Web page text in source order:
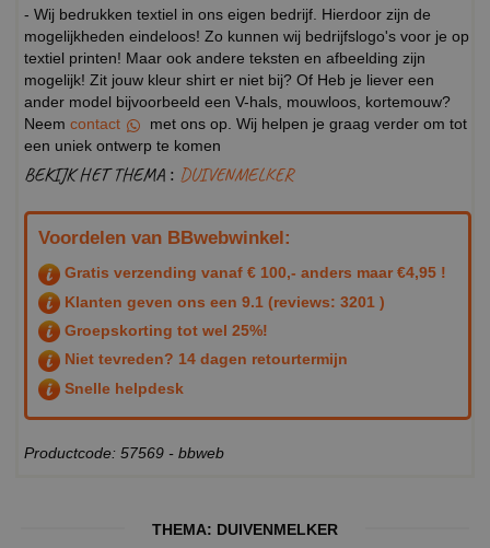
- Wij bedrukken textiel in ons eigen bedrijf. Hierdoor zijn de
mogelijkheden eindeloos! Zo kunnen wij bedrijfslogo's voor je op
textiel printen! Maar ook andere teksten en afbeelding zijn
mogelijk! Zit jouw kleur shirt er niet bij? Of Heb je liever een
ander model bijvoorbeeld een V-hals, mouwloos, kortemouw?
Neem contact
met ons op. Wij helpen je graag verder om tot
een uniek ontwerp te komen
BEKIJK HET THEMA : DUIVENMELKER
Voordelen van BBwebwinkel:
Gratis verzending vanaf € 100,- anders maar €4,95 !
Klanten geven ons een 9.1 (reviews: 3201 )
Groepskorting tot wel 25%!
Niet tevreden? 14 dagen retourtermijn
Snelle helpdesk
Productcode: 57569 - bbweb
THEMA: DUIVENMELKER